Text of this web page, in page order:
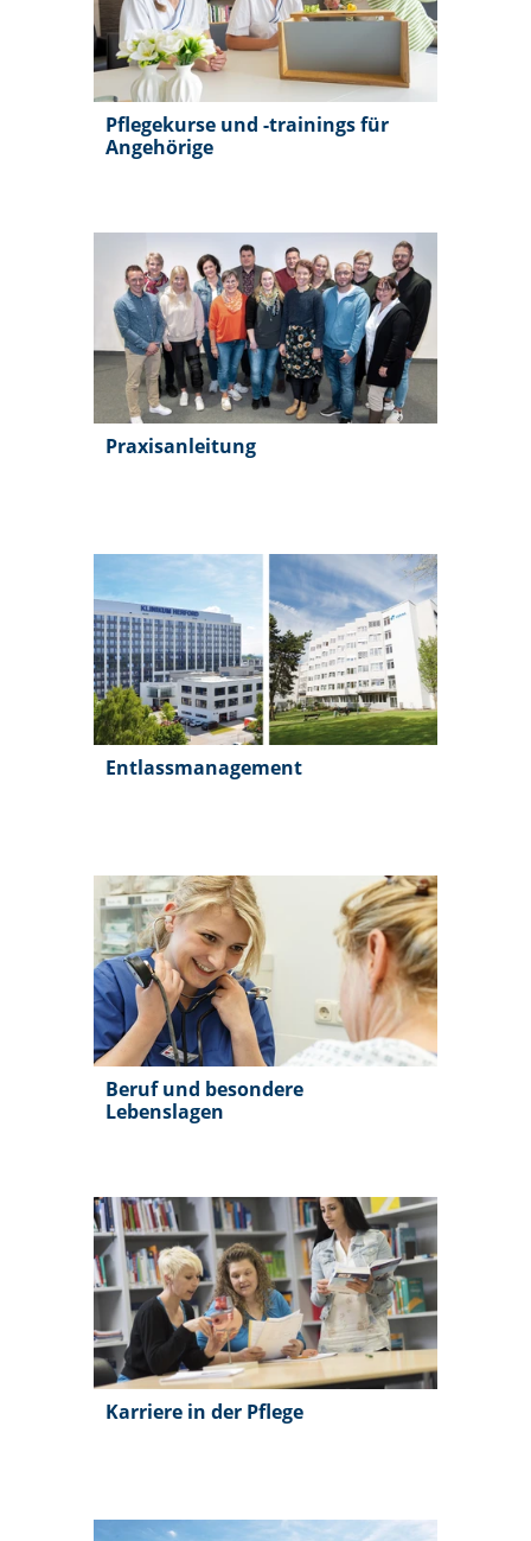
Pflegekurse und -trainings für
Angehörige
Praxisanleitung
Entlassmanagement
Beruf und besondere
Lebenslagen
Karriere in der Pflege